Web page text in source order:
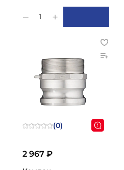
1
(0)
2 967 ₽